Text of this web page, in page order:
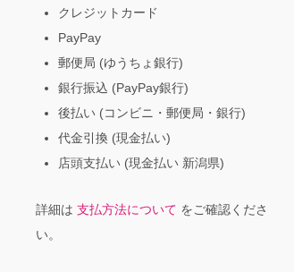
クレジットカード
PayPay
郵便局 (ゆうちょ銀行)
銀行振込 (PayPay銀行)
後払い (コンビニ・郵便局・銀行)
代金引換 (現金払い)
店頭支払い (現金払い 新潟県)
詳細は 支払方法について をご確認くださ
い。